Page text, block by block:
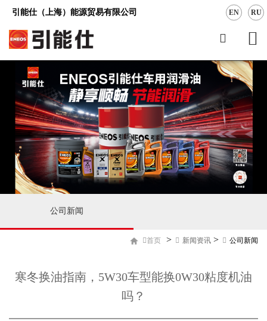
引能仕（上海）能源贸易有限公司 EN RU
公司新闻
首页 > 新闻资讯 > 公司新闻
寒冬换油指南，5W30车型能换0W30粘度机油
吗？